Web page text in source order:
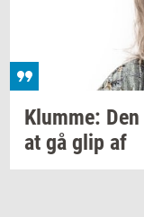
Klum­me: Den
at gå glip af